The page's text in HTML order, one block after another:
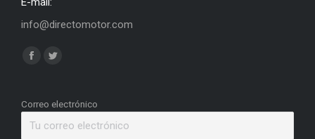
info@directomotor.com
Find us on:
Facebook
opens
Twitter
opens
Correo electrónico